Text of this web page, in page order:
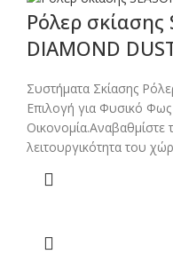
Ρόλερ σκίασης
DIAMOND
Συστήματα Σκίασης
Επιλογή για Φυσικό Φως
Οικονομία.Αναβαθμίστε
λειτουργικότητα του